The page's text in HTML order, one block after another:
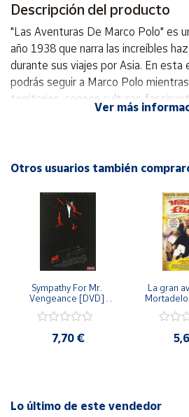
Mapa de
vendedores
Hazte
Área
vendedor
Área
Ubicación
Península
Baleares
Canarias,
Descripción del producto
"Las Aventuras De Marco Polo" es
año 1938 que narra las increíbles
durante sus viajes por Asia. En esta
podrás seguir a Marco Polo
territorios, conoce culturas
emocionantes aventuras. Este DVD
pierdas la oportunidad de revivir las
Ver más
Otros usuarios también
Sympathy For Mr.
Vengeance [DVD]
7,70 €
La gran
Mortadelo
[dvd]
Lo último de este vendedor